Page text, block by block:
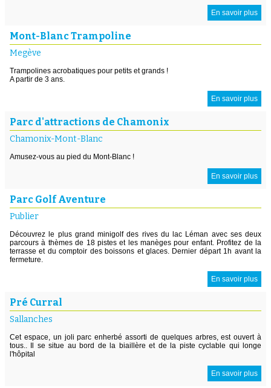
En savoir plus
Mont-Blanc Trampoline
Megève
Trampolines acrobatiques pour petits et grands !
A partir de 3 ans.
En savoir plus
Parc d'attractions de Chamonix
Chamonix-Mont-Blanc
Amusez-vous au pied du Mont-Blanc !
En savoir plus
Parc Golf Aventure
Publier
Découvrez le plus grand minigolf des rives du lac Léman avec ses deux
parcours à thèmes de 18 pistes et les manèges pour enfant. Profitez de la
terrasse et du comptoir des boissons et glaces. Dernier départ 1h avant la
fermeture.
En savoir plus
Pré Curral
Sallanches
Cet espace, un joli parc enherbé assorti de quelques arbres, est ouvert à
tous.. Il se situe au bord de la biaillère et de la piste cyclable qui longe
l'hôpital
En savoir plus